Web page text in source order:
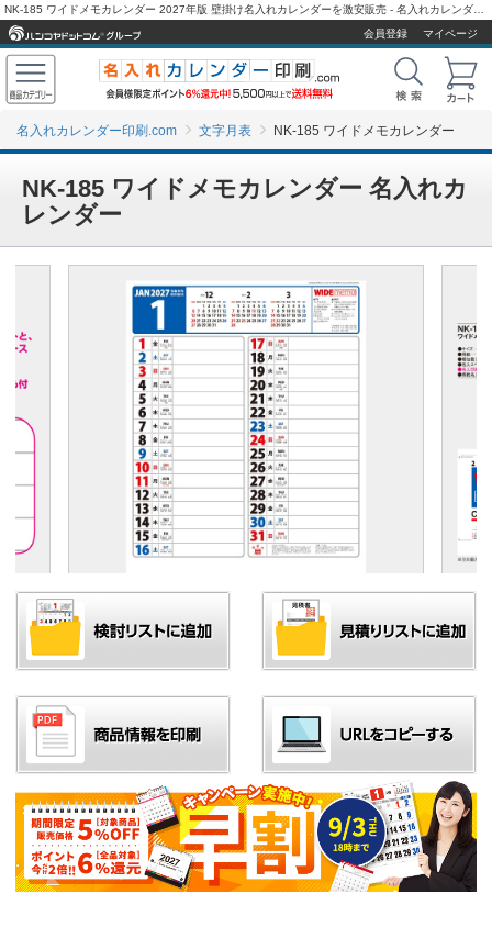
会員登録
マイページ
名入れカレンダー印刷.com 文字月表 NK-185 ワイドメモカレンダー
NK-185 ワイドメモカレンダー 名入れカ
レンダー